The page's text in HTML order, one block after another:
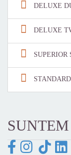
DELUXE
DELUXE